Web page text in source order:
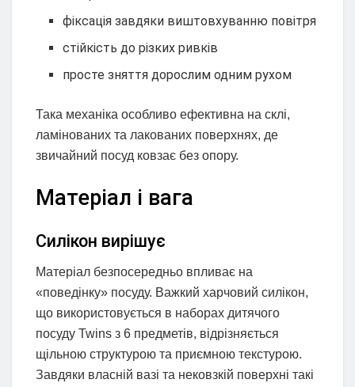
фіксація завдяки виштовхуванню повітря
стійкість до різких ривків
просте зняття дорослим одним рухом
Така механіка особливо ефективна на склі,
ламінованих та лакованих поверхнях, де
звичайний посуд ковзає без опору.
Матеріал і вага
Силікон вирішує
Матеріал безпосередньо впливає на
«поведінку» посуду. Важкий харчовий силікон,
що використовується в наборах дитячого
посуду Twins з 6 предметів, відрізняється
щільною структурою та приємною текстурою.
Завдяки власній вазі та нековзкій поверхні такі